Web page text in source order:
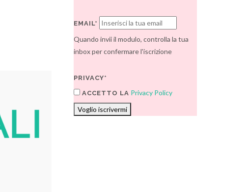
EMAIL*
Quando invii il modulo, controlla la tua
inbox per confermare l'iscrizione
PRIVACY*
ACCETTO LA Privacy Policy
Voglio iscrivermi